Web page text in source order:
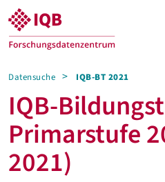
Datensuche IQB-BT 2021
IQB-
Primarstufe
2021)